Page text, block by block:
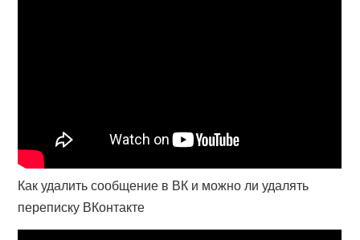
Как удалить сообщение в ВК и можно ли удалять
переписку ВКонтакте